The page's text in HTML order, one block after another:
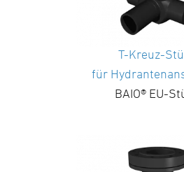
T-Kreuz-
für
BAIO® EU-